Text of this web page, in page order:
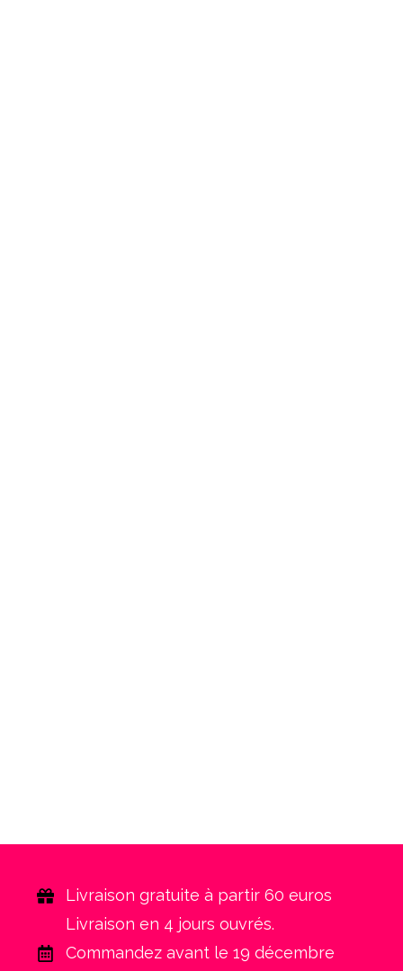
Livraison gratuite à partir 60 euros
Livraison en 4 jours ouvrés.
Commandez avant le 19 décembre